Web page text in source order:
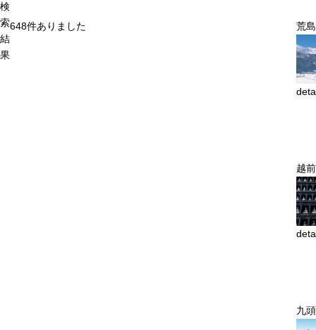
検
索
結
果
648件ありました 荒
越
九